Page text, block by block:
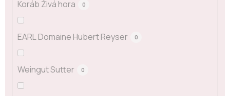
Koráb Živá hora 0
EARL Domaine Hubert Reyser 0
Weingut Sutter 0